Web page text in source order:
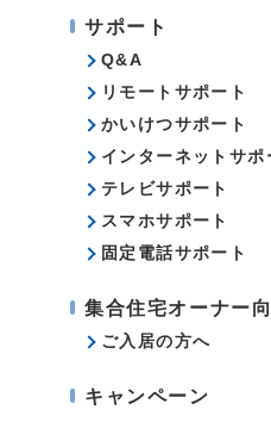
サポート
Q&A
リモートサポート
かいけつサポート
インターネットサポ
テレビサポート
スマホサポート
固定電話サポート
集合住宅オーナー
ご入居の方へ
キャンペーン